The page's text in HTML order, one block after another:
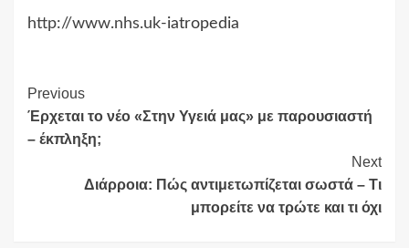
http://www.nhs.uk-iatropedia
Continue
Reading
Previous
Έρχεται το νέο «Στην Υγειά μας» με παρουσιαστή
– έκπληξη;
Next
Διάρροια: Πώς αντιμετωπίζεται σωστά – Τι
μπορείτε να τρώτε και τι όχι